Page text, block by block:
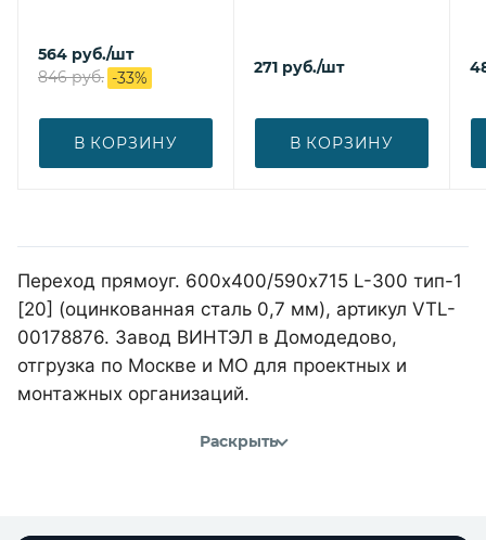
564 руб./шт
846руб. -33%
В КОРЗИНУ
271 руб./шт
В КОРЗИНУ
Переход прямоуг. 600х400/590х715 L-300 тип-1
[20] (оцинкованная сталь 0,7 мм), артикул VTL-
00178876. Завод ВИНТЭЛ в Домодедово,
отгрузка по Москве и МО для проектных и
монтажных организаций.
Раскрыть